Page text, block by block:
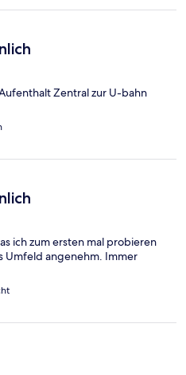
Zentral zur U-bahn
ich zum ersten mal probieren
Umfeld angenehm. Immer